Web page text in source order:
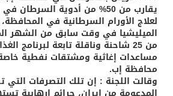
يقارب من 50% من أدوية
لعلاج الأورام السرطانية في
الميليشيا في وقت سابق من الشهر
من 25 شاحنة وناقلة تابعة لبرنامج
مساعدات إغاثية ومشتقات نفطية
محافظة إب.
وقالت اللجنة : إن تلك التصرفات التي